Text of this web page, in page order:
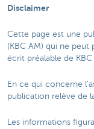
Disclaimer
Cette page est une
(KBC AM) qui ne
écrit préalable de
En ce qui concerne
publication relève de
Les informations